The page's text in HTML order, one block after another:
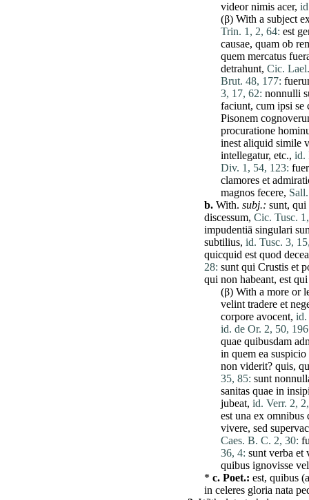
videor nimis acer,
(β) With a subject
Trin. 1, 2, 64: est
causae, quam ob
quem mercatus
detrahunt, Cic.
Brut. 48, 177:
3, 17, 62: nonnulli
faciunt, cum ipsi se
Pisonem
procuratione
inest aliquid simile
intellegatur, etc., id.
Div. 1, 54, 123:
clamores et
magnos fecere,
b. With. subj.: sunt, qui
discessum, Cic. Tusc.
impudentiā singulari
subtilius, id. Tusc. 3,
quicquid est quod
28: sunt qui Crustis et
qui non habeant, est qui
(β) With a more or
velint tradere et
corpore avocent, id.
id. de Or. 2, 50,
quae quibusdam
in quem ea suspicio
non viderit? quis,
35, 85: sunt
sanitas quae in
jubeat, id. Verr. 2,
est una ex omnibus
vivere, sed
Caes. B. C. 2, 30:
36, 4: sunt verba et
quibus ignovisse
* c. Poet.: est, quibus
in celeres gloria nata